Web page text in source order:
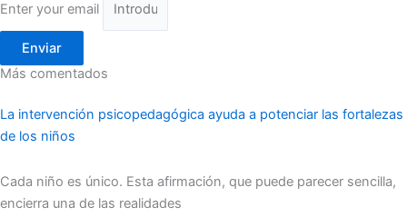
Enter your email
Enviar
Más comentados
La intervención psicopedagógica ayuda a potenciar las fortalezas
de los niños
Cada niño es único. Esta afirmación, que puede parecer sencilla,
encierra una de las realidades